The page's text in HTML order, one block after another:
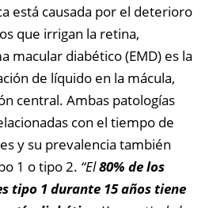
está causada por el deterioro
que irrigan la retina,
macular diabético (EMD) es la
de líquido en la mácula,
central. Ambas patologías
con el tiempo de
y su prevalencia también
1 o tipo 2. “El80% de los
tipo 1 durante 15 años tiene